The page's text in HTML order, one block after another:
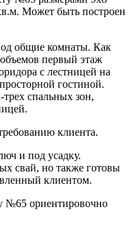
Может быть построен
общие комнаты. Как
первый этаж
с лестницей на
гостиной.
спальных зон,
клиента.
и под усадку.
свай, но также готовы
клиентом.
№65 ориентировочно